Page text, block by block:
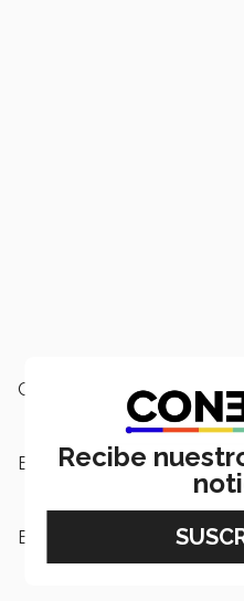
Campus:
Escuelas:
Etiquetas: Boot
Recibe